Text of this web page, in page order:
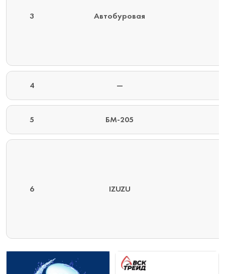
3 Автобуровая
4 —
5 БМ-205
6 IZUZU